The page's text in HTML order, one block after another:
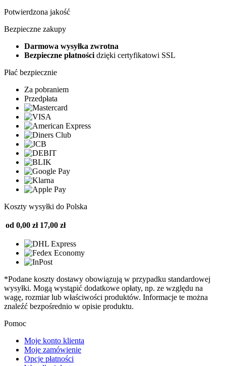
Potwierdzona jakość
Bezpieczne zakupy
Darmowa wysyłka zwrotna
Bezpieczne płatności dzięki certyfikatowi SSL
Płać bezpiecznie
Za pobraniem
Przedpłata
Koszty wysyłki do Polska
od 0,00 zł 17,00 zł
*Podane koszty dostawy obowiązują w przypadku standardowej
wysyłki. Mogą wystąpić dodatkowe opłaty, np. ze względu na
wagę, rozmiar lub właściwości produktów. Informacje te można
znaleźć bezpośrednio w opisie produktu.
Pomoc
Moje konto klienta
Moje zamówienie
Opcje płatności